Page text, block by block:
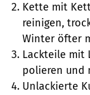
Kette mit
reinigen,
Winter öfter
Lackteile mit
polieren und
Unlackierte